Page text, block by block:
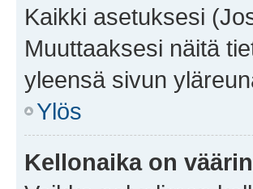
Kaikki asetuksesi
Muuttaaksesi näitä
yleensä sivun
Ylös
Kellonaika on